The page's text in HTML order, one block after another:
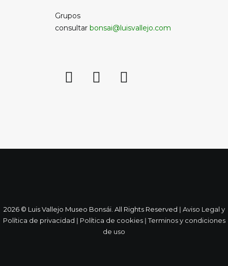
Grupos
consultar bonsai@luisvallejo.com
2026 © Luis Vallejo Museo Bonsái. All Rights Reserved ǀ Aviso Legal y
Política de privacidad ǀ Política de cookiesǀTerminos y condiciones
de uso